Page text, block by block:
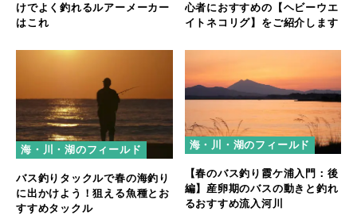
けでよく釣れるルアーメーカー
はこれ
心者におすすめの【ヘビーウエ
イトネコリグ】をご紹介します
海・川・湖のフィールド
バス釣りタックルで春の海釣り
に出かけよう！狙える魚種とお
すすめタックル
海・川・湖のフィールド
【春のバス釣り霞ケ浦入門：後
編】産卵期のバスの動きと釣れ
るおすすめ流入河川